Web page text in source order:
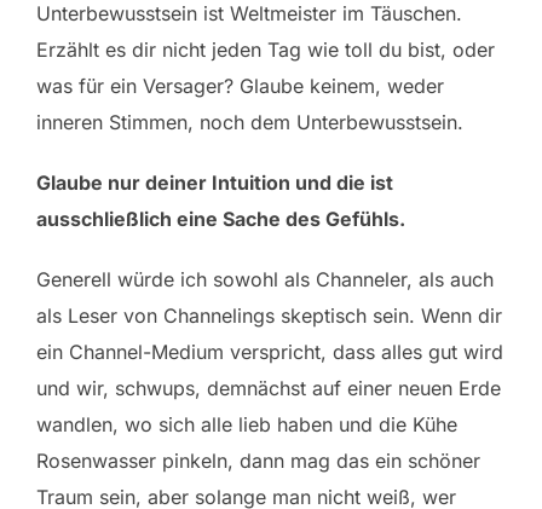
Unterbewusstsein ist Weltmeister im Täuschen.
Erzählt es dir nicht jeden Tag wie toll du bist, oder
was für ein Versager? Glaube keinem, weder
inneren Stimmen, noch dem Unterbewusstsein.
Glaube nur deiner Intuition und die ist
ausschließlich eine Sache des Gefühls.
Generell würde ich sowohl als Channeler, als auch
als Leser von Channelings skeptisch sein. Wenn dir
ein Channel-Medium verspricht, dass alles gut wird
und wir, schwups, demnächst auf einer neuen Erde
wandlen, wo sich alle lieb haben und die Kühe
Rosenwasser pinkeln, dann mag das ein schöner
Traum sein, aber solange man nicht weiß, wer